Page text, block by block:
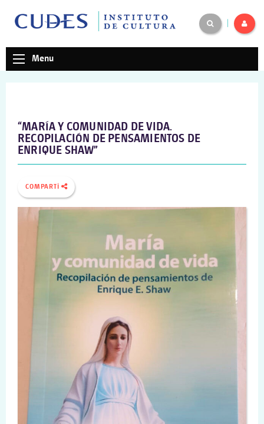
Menu
“MARÍA Y COMUNIDAD DE VIDA.
RECOPILACIÓN DE PENSAMIENTOS DE
ENRIQUE SHAW”
COMPARTÍ